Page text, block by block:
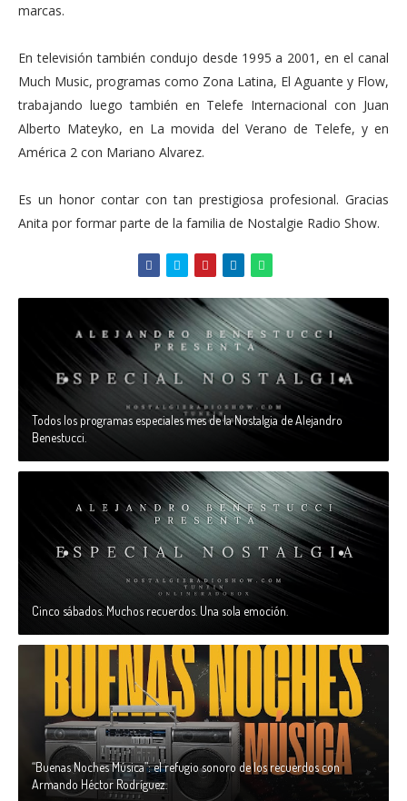
marcas.
En televisión también condujo desde 1995 a 2001, en el canal
Much Music, programas como Zona Latina, El Aguante y Flow,
trabajando luego también en Telefe Internacional con Juan
Alberto Mateyko, en La movida del Verano de Telefe, y en
América 2 con Mariano Alvarez.
Es un honor contar con tan prestigiosa profesional. Gracias
Anita por formar parte de la familia de Nostalgie Radio Show.
Todos los programas especiales mes de la Nostalgia de Alejandro
Benestucci.
Cinco sábados. Muchos recuerdos. Una sola emoción.
“Buenas Noches Música”: el refugio sonoro de los recuerdos con
Armando Héctor Rodríguez.